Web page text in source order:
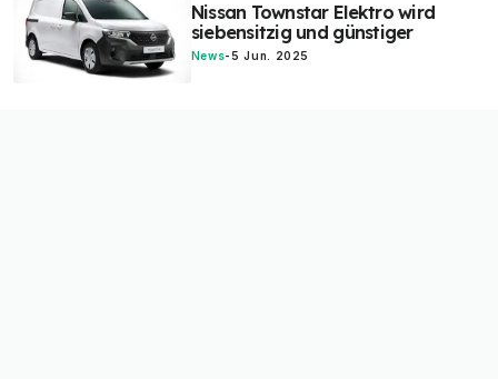
Nissan Townstar Elektro wird
siebensitzig und günstiger
News-5 Jun. 2025